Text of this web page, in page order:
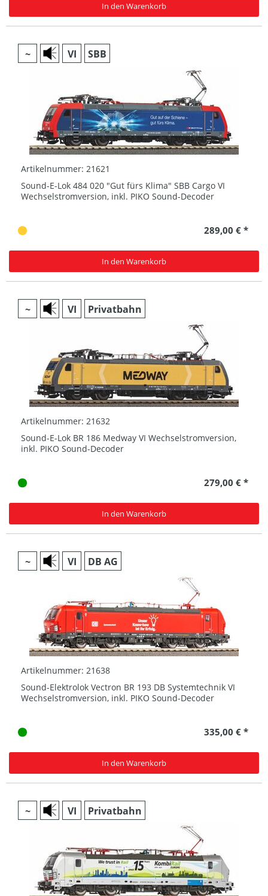
In den Warenkorb
~ VI SBB
Artikelnummer: 21621
Sound-E-Lok 484 020 "Gut fürs Klima" SBB Cargo VI
Wechselstromversion, inkl. PIKO Sound-Decoder
289,00 € *
In den Warenkorb
~ VI Privatbahn
Artikelnummer: 21632
Sound-E-Lok BR 186 Medway VI Wechselstromversion,
inkl. PIKO Sound-Decoder
279,00 € *
In den Warenkorb
~ VI DB AG
Artikelnummer: 21638
Sound-Elektrolok Vectron BR 193 DB Systemtechnik VI
Wechselstromversion, inkl. PIKO Sound-Decoder
335,00 € *
In den Warenkorb
~ VI Privatbahn